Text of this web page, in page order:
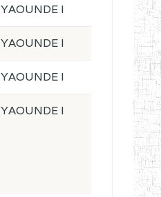
YAOUNDE I
YAOUNDE I
YAOUNDE I
YAOUNDE I